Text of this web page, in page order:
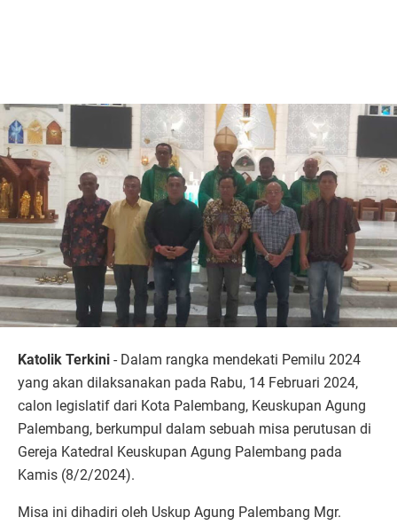
Katolik Terkini - Dalam rangka mendekati Pemilu 2024
yang akan dilaksanakan pada Rabu, 14 Februari 2024,
calon legislatif dari Kota Palembang, Keuskupan Agung
Palembang, berkumpul dalam sebuah misa perutusan di
Gereja Katedral Keuskupan Agung Palembang pada
Kamis (8/2/2024).
Misa ini dihadiri oleh Uskup Agung Palembang Mgr.